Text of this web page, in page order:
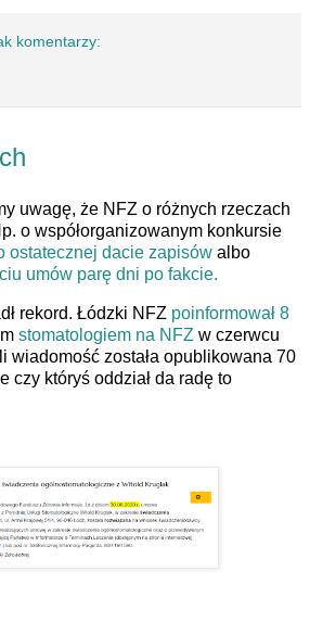
komentarzy:
uwagę, że NFZ o różnych rzeczach
o współorganizowanym konkursie
ostatecznej dacie zapisów albo
umów parę dni po fakcie.
rekord. Łódzki NFZ poinformował 8
stomatologiem na NFZ w czerwcu
wiadomość została opublikowana 70
czy któryś oddział da radę to